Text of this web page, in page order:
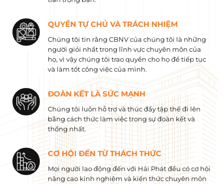
QUYỀN TỰ CHỦ VÀ TRÁCH NHIỆM
Chúng tôi tin rằng CBNV của chúng tôi là những
người giỏi nhất trong lĩnh vực chuyên môn của
họ, vì vậy chúng tôi trao quyền cho họ để tiếp tục
và làm tốt công việc của mình.
ĐOÀN KẾT LÀ SỨC MẠNH
Chúng tôi luôn hỗ trợ và thúc đẩy tập thể đi lên
bằng cách thức làm việc trong sự đoàn kết và
thống nhất.
CƠ HỘI ĐẾN TỪ THÁCH THỨC
Mọi người lao động đến với Hải Phát đều có cơ hội
nâng cao kinh nghiệm và kiến ​​thức chuyên môn